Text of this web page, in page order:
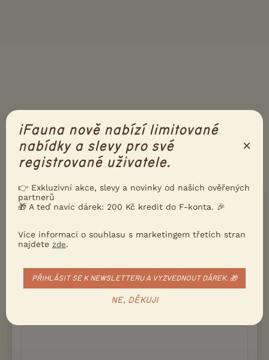
PŘIDEJTE REAKCI Přihlásit se
Přezdívka
Email
iFauna nově nabízí limitované
nabídky a slevy pro své
registrované uživatele.
×
👉 Exkluzivní akce, slevy a novinky od našich ověřených
partnerů
🎁 A teď navíc dárek: 200 Kč kredit do F-konta. 🎉
Více informací o souhlasu s marketingem třetích stran
najdete zde.
PŘIHLÁSIT SE K NEWSLETTERU A VYZVEDNOUT DÁREK. 🎁
NE, DĚKUJI